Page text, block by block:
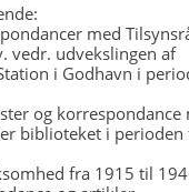
med
vedr. udvekslingen af
i Godhavn i
og korrespondance
biblioteket i perioden
fra 1915 til